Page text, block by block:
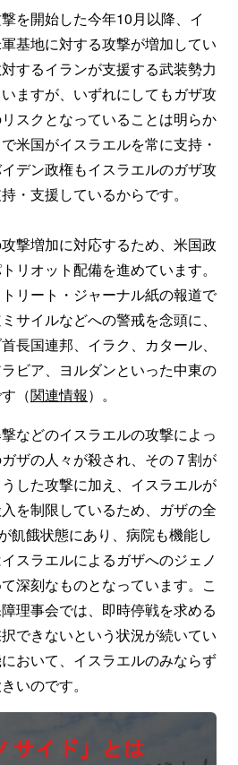
を開始した今年10月以降、イ
基地に対する攻撃が増加してい
するイランが支援する武装勢力
ますが、いずれにしてもガザ攻
スクとなっていることは明らか
米国がイスラエルを常に支持・
デン政権もイスラエルのガザ攻
・支援しているからです。
撃増加に対応するため、米国政
リオット配備を進めています。
リート・ジャーナル紙の報道で
サイルなどへの警戒を念頭に、
長国連邦、イラク、カタール、
ビア、ヨルダンといった中東の
（関連情報）。
などのイスラエルの攻撃によっ
ザの人々が殺され、その７割が
した攻撃に加え、イスラエルが
を制限しているため、ガザの全
飢餓状態にあり、病院も機能し
スラエルによるガザへのジェノ
深刻なものとなっています。こ
理事会では、即時停戦を求める
できないという状況が続いてい
おいて、イスラエルのみならず
いのです。